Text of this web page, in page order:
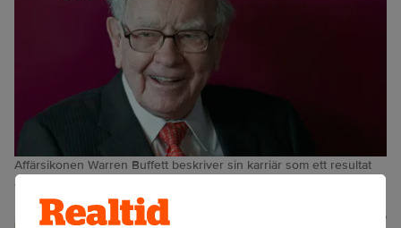
Affärsikonen Warren Buffett beskriver sin karriär som ett resultat
av tillfälligheter. (Foto: Nati Harnik/AP/TT)
Karin
20 juli 2026